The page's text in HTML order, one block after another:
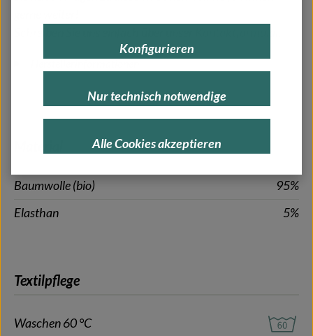
Herstellerinformationen
Baumwolle (bio)
95%
Elasthan
5%
Textilpflege
Waschen 60 °C
Alle Cookies akzeptieren
Konfigurieren
Nur technisch notwendige